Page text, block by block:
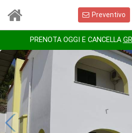
Preventivo
PRENOTA OGGI E CANCELLA